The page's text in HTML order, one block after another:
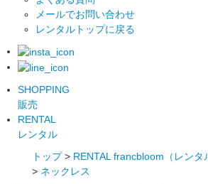
メールでお問い合わせ
レンタルトップに戻る
SHOPPING
販売
RENTAL
レンタル
トップ > RENTAL francbloom（レンタ
> ネックレス